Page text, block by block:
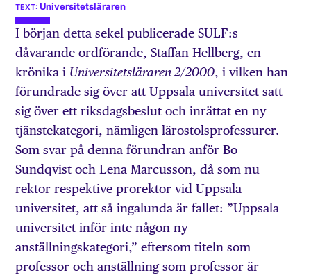
Universitetsläraren
I början detta sekel publicerade SULF:s
dåvarande ordförande, Staffan Hellberg, en
krönika i Universitetsläraren 2/2000, i vilken han
förundrade sig över att Uppsala universitet satt
sig över ett riksdagsbeslut och inrättat en ny
tjänstekategori, nämligen lärostolsprofessurer.
Som svar på denna förundran anför Bo
Sundqvist och Lena Marcusson, då som nu
rektor respektive prorektor vid Uppsala
universitet, att så ingalunda är fallet: ”Uppsala
universitet inför inte någon ny
anställningskategori,” eftersom titeln som
professor och anställning som professor är